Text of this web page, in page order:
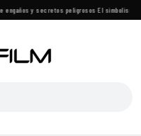
y secretos peligrosos· El simbolismo